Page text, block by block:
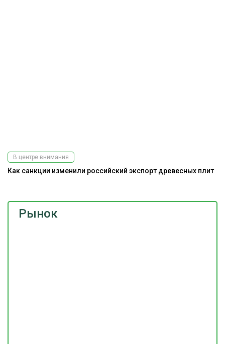
Рынок
В центре внимания
Как санкции изменили российский экспорт древесных плит